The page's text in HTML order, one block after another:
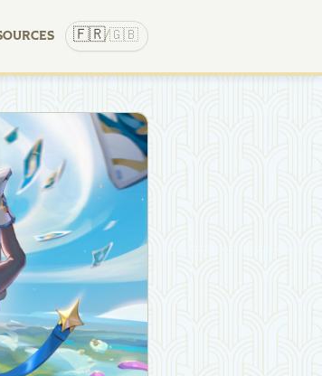
🇫🇷/🇬🇧